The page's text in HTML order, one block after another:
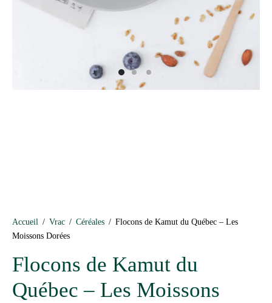
Accueil / Vrac / Céréales / Flocons de Kamut du Québec – Les
Moissons Dorées
Flocons de Kamut du
Québec – Les Moissons